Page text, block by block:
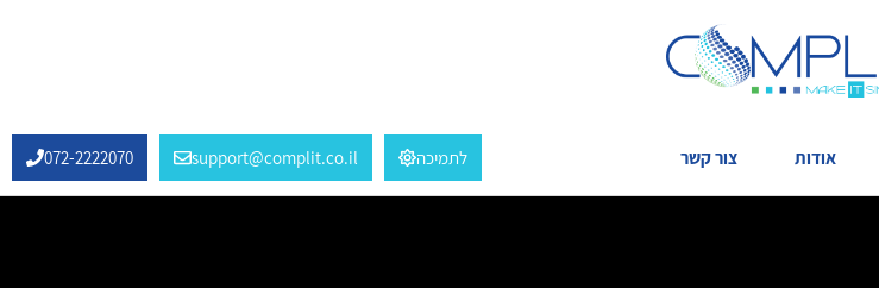
אודות צור קשר לתמיכה support@complit.co.il
072-2222070